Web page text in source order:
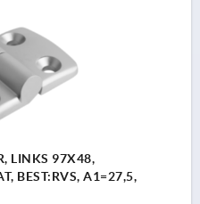
LINKS 97X48,
BEST:RVS, A1=27,5,